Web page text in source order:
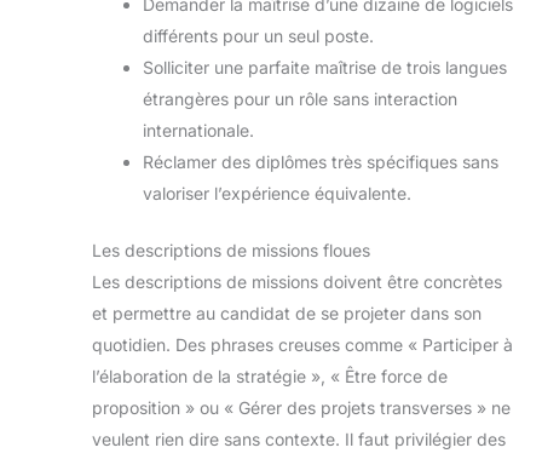
Demander la maîtrise d’une dizaine de logiciels
différents pour un seul poste.
Solliciter une parfaite maîtrise de trois langues
étrangères pour un rôle sans interaction
internationale.
Réclamer des diplômes très spécifiques sans
valoriser l’expérience équivalente.
Les descriptions de missions floues
Les descriptions de missions doivent être concrètes
et permettre au candidat de se projeter dans son
quotidien. Des phrases creuses comme « Participer à
l’élaboration de la stratégie », « Être force de
proposition » ou « Gérer des projets transverses » ne
veulent rien dire sans contexte. Il faut privilégier des